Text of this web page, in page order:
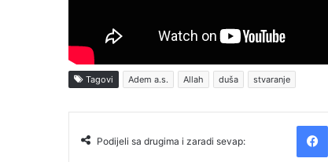
Tagovi Adem a.s. Allah duša stvaranje
Podijeli sa drugima i zaradi sevap: